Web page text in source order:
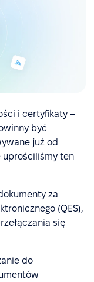
i certyfikaty –
być
już od
uprościliśmy ten
za
(QES),
się
do